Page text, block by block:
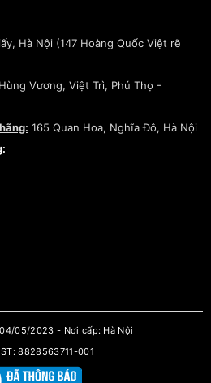
Hà Nội (147 Hoàng Quốc Việt rẽ
Vương, Việt Trì, Phú Thọ -
165 Quan Hoa, Nghĩa Đô, Hà Nội
05/2023 - Nơi cấp: Hà Nội
8828563711-001